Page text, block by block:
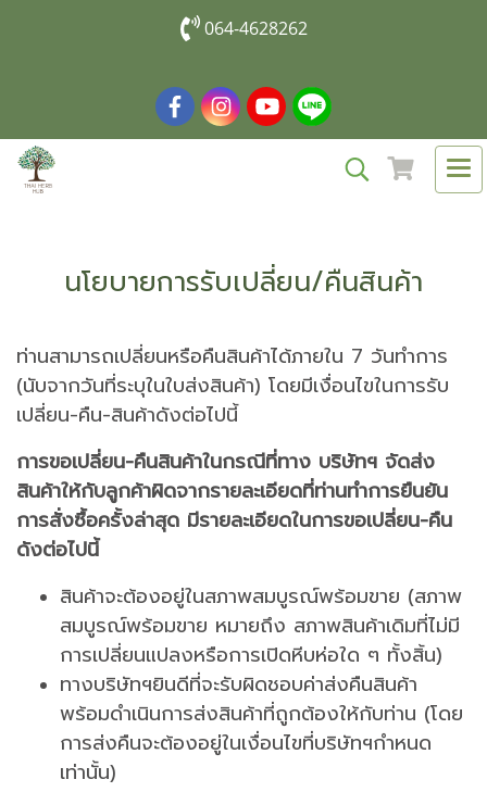
064-4628262
นโยบายการรับเปลี่ยน/คืนสินค้า
ท่านสามารถเปลี่ยนหรือคืนสินค้าได้ภายใน 7 วันทำการ
(นับจากวันที่ระบุในใบส่งสินค้า) โดยมีเงื่อนไขในการรับ
เปลี่ยน-คืน-สินค้าดังต่อไปนี้
การขอเปลี่ยน-คืนสินค้าในกรณีที่ทาง บริษัทฯ จัดส่ง
สินค้าให้กับลูกค้าผิดจากรายละเอียดที่ท่านทำการยืนยัน
การสั่งซื้อครั้งล่าสุด มีรายละเอียดในการขอเปลี่ยน-คืน
ดังต่อไปนี้
สินค้าจะต้องอยู่ในสภาพสมบูรณ์พร้อมขาย (สภาพ
สมบูรณ์พร้อมขาย หมายถึง สภาพสินค้าเดิมที่ไม่มี
การเปลี่ยนแปลงหรือการเปิดหีบห่อใด ๆ ทั้งสิ้น)
ทางบริษัทฯยินดีที่จะรับผิดชอบค่าส่งคืนสินค้า
พร้อมดำเนินการส่งสินค้าที่ถูกต้องให้กับท่าน (โดย
การส่งคืนจะต้องอยู่ในเงื่อนไขที่บริษัทฯกำหนด
เท่านั้น)